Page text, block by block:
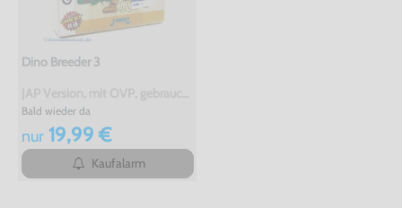
Dino Breeder 3
Bald wieder da
nur19,99 €
Kaufalarm